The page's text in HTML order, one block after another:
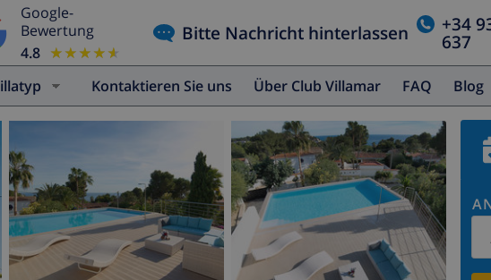
Google-
Bewertung
4.8 ★★★★★
★★★★★
Bitte Nachricht hinterlassen +34
637
Villatyp Kontaktieren Sie uns Über Club Villamar FAQ Blog